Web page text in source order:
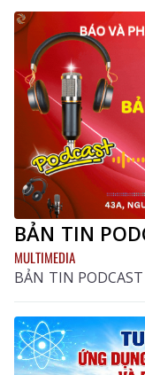
BẢN TIN
MULTIMEDIA
BẢN TIN